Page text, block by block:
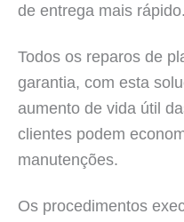
de entrega mais rápido.
Todos os reparos de
garantia, com esta
aumento de vida útil
clientes podem
manutenções.
Os procedimentos